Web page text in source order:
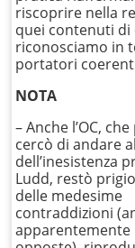
riscoprire nella
quei contenuti di
riconosciamo in
portatori
NOTA
– Anche l’OC,
cercò di andare
dell’inesistenza
Ludd, restò
delle medesime
contraddizioni
apparentemente